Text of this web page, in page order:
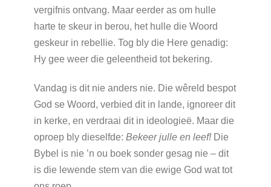
vergifnis ontvang. Maar eerder as om hulle
harte te skeur in berou, het hulle die Woord
geskeur in rebellie. Tog bly die Here genadig:
Hy gee weer die geleentheid tot bekering.
Vandag is dit nie anders nie. Die wêreld bespot
God se Woord, verbied dit in lande, ignoreer dit
in kerke, en verdraai dit in ideologieë. Maar die
oproep bly dieselfde: Bekeer julle en leef!Die
Bybel is nie ’n ou boek sonder gesag nie – dit
is die lewende stem van die ewige God wat tot